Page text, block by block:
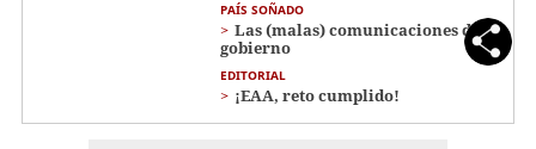
PAÍS SOÑADO
Las (malas) comunicaciones del
gobierno
EDITORIAL
¡EAA, reto cumplido!